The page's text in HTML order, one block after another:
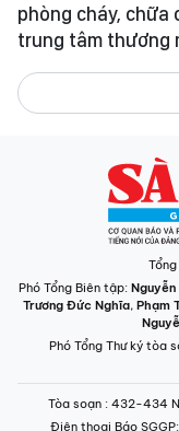
phòng cháy, chữa
trung tâm thương
Phó Tổng Biên tập: Nguyễn
Trương Đức Nghĩa, Phạm
Phó Tổng Thư ký tòa
Tòa soạn : 432-434
Điện thoại Báo SGGP